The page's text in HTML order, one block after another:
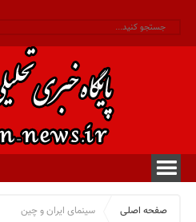
صفحه اصلی سینمای ایران و چین